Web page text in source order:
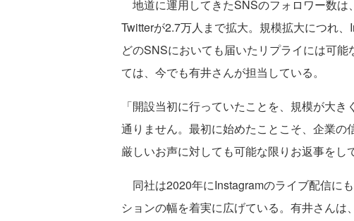
地道に運用してきたSNSのフォロワー数は
Twitterが2.7万人まで拡大。規模拡大につれ
どのSNSにおいても届いたリプライには可
ては、今でも有井さんが担当している。
「開設当初に行っていたことを、規模が大
通りません。最初に始めたことこそ、企業
厳しいお声に対しても可能な限りお返事をし
同社は2020年にInstagramのライブ配信に
ションの幅を着実に広げている。有井さん